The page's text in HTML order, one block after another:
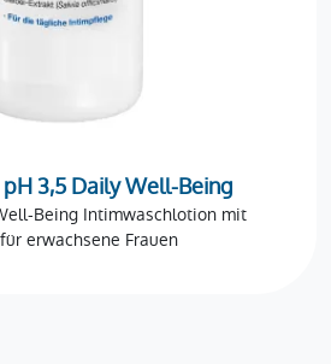
3,5 Daily Well-Being
Being Intimwaschlotion mit
erwachsene Frauen